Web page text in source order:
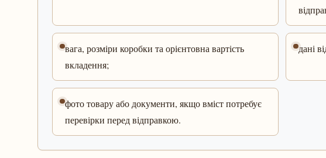
вага, розміри коробки та орієнтовна вартість
вкладення;
дані
фото товару або документи, якщо вміст потребує
перевірки перед відправкою.